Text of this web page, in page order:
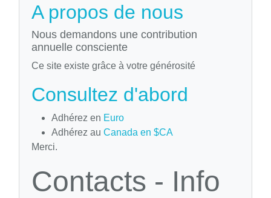
A propos de nous
Nous demandons une contribution
annuelle consciente
Ce site existe grâce à votre générosité
Consultez d'abord
Adhérez en Euro
Adhérez au Canada en $CA
Merci.
Contacts - Info